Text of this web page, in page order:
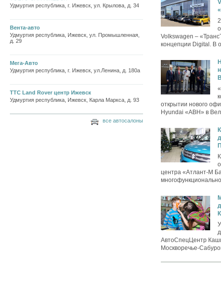
Удмуртия республика, г. Ижевск, ул. Крылова, д. 34
Вента-авто
Удмуртия республика, Ижевск, ул. Промышленная,
д. 29
Мега-Авто
Удмуртия республика, г. Ижевск, ул.Ленина, д. 180а
ТТС Land Rover центр Ижевск
Удмуртия республика, Ижевск, Карла Маркса, д. 93
все автосалоны
Volkswagen –
концепции Digital. В
открытии нового
Hyundai «АВН» в
центра «Атлант-М
АвтоСпецЦентр
Москворечье-